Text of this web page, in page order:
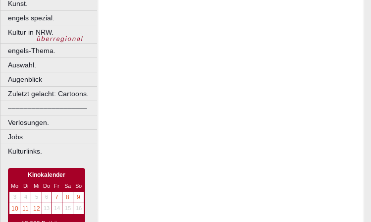
Kunst.
engels spezial.
Kultur in NRW.
engels-Thema.
Auswahl.
Augenblick
Zuletzt gelacht: Cartoons.
––––––––––––––––––––
Verlosungen.
Jobs.
Kulturlinks.
Kinokalender
Mo Di Mi Do Fr Sa
So
3
4 5 6 7 8
9
10
11 12 13 14 15 16